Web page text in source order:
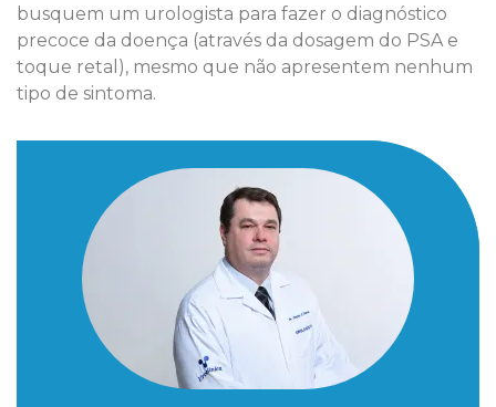
busquem um urologista para fazer o diagnóstico
precoce da doença (através da dosagem do PSA e
toque retal), mesmo que não apresentem nenhum
tipo de sintoma.